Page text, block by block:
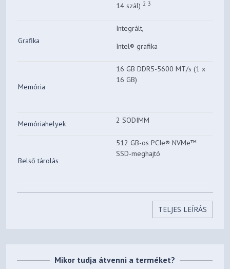
14 szál) 2 3
Grafika
Integrált,
Intel® grafika
Memória
16 GB DDR5-5600 MT/s (1 x
16 GB)
Memóriahelyek 2 SODIMM
Belső tárolás
512 GB-os PCIe® NVMe™
SSD-meghajtó
16" diagonal, WUXGA (1920 x
1200), IPS, anti-glare, 300 nits,
62.5% sRGB
5 6 7
Kijelző
1200), IPS, csillogásmentes,
TELJES LEÍRÁS
Mikor tudja átvenni a terméket?